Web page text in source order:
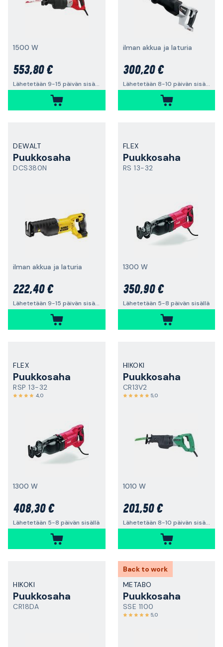
1500 W
553,80 €
Lähetetään 9-15 päivän sisällä
ilman akkua ja laturia
300,20 €
Lähetetään 8-10 päivän sisällä
DEWALT
Puukkosaha
DCS380N
ilman akkua ja laturia
222,40 €
Lähetetään 9-15 päivän sisällä
FLEX
Puukkosaha
RS 13-32
1300 W
350,90 €
Lähetetään 5-8 päivän sisällä
FLEX
Puukkosaha
RSP 13-32
4,0
1300 W
408,30 €
Lähetetään 5-8 päivän sisällä
HIKOKI
Puukkosaha
CR13V2
5,0
1010 W
201,50 €
Lähetetään 8-10 päivän sisällä
HIKOKI
Puukkosaha
CR18DA
Back to work
METABO
Puukkosaha
SSE 1100
5,0